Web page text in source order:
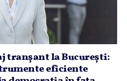
tranşant la Bucureşti:
eficiente